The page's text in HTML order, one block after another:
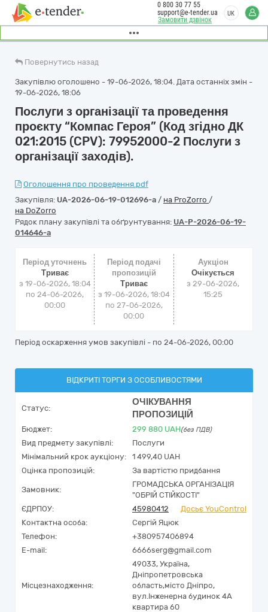
Замовити дзвінок
0 800 30 77 55
support@e-tender.ua
UK
Повернутись назад
Закупівлю оголошено - 19-06-2026, 18:04. Дата останніх змін -
19-06-2026, 18:06
Послуги з організації та проведення
проєкту “Компас Героя” (Код згідно ДК
021:2015 (CPV): 79952000-2 Послуги з
організації заходів).
Оголошення про проведення.pdf
Закупівля: UA-2026-06-19-012696-a / на ProZorro /
на DoZorro
Рядок плану закупівлі та обґрунтування: UA-P-2026-06-19-
014646-a
Період уточнень
Триває
з 19-06-2026, 18:04
по 24-06-2026,
00:00
Період подачі
пропозицій
Триває
з 19-06-2026, 18:04
по 27-06-2026,
00:00
Аукціон
Очікується
з29-06-2026,
15:25
Період оскарження умов закупівлі - по 24-06-2026, 00:00
ВІДКРИТІ ТОРГИ З ОСОБЛИВОСТЯМИ
Статус:
ОЧІКУВАННЯ
ПРОПОЗИЦІЙ
Бюджет: 299 880 UAH(без ПДВ)
Вид предмету закупівлі:
Послуги
Мінімальний крок аукціону:
1 499,40 UAH
Оцінка пропозицій:
За вартістю придбання
Замовник:
ГРОМАДСЬКА ОРГАНІЗАЦІЯ
"ОБРІЙ СТІЙКОСТІ"
ЄДРПОУ:
45980412
Досьє YouControl
Контактна особа:
Сергій Яцюк
Телефон:
+380957406894
E-mail:
6666serg@gmail.com
Місцезнаходження:
49033, Україна,
Дніпропетровська
область,місто Дніпро,
вул.Інженерна будинок 4А
квартира 60